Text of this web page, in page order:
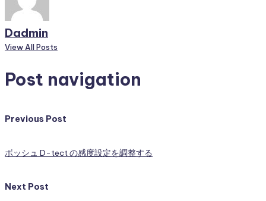
Dadmin
View All Posts
Post navigation
Previous Post
ボッシュ D-tect の感度設定を調整する
Next Post